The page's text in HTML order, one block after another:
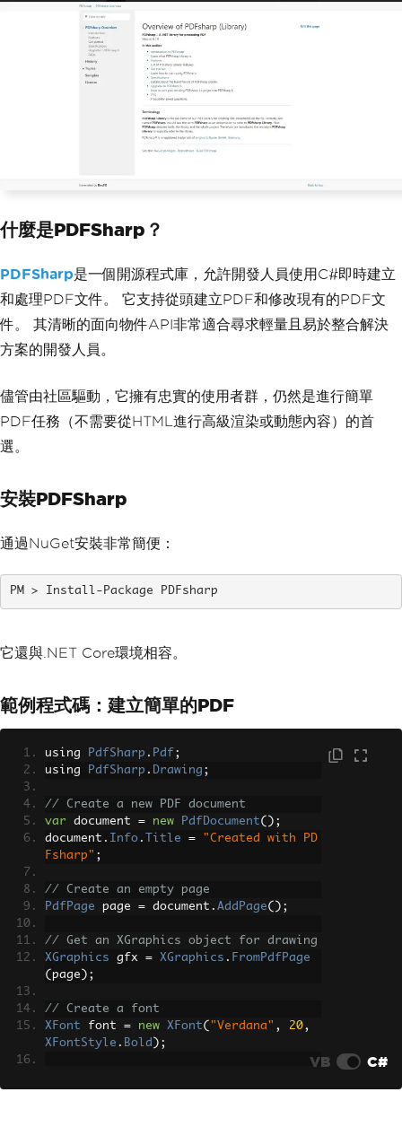
什麼是PDFSharp？
PDFSharp是一個開源程式庫，允許開發人員使用C#即時建立
和處理PDF文件。 它支持從頭建立PDF和修改現有的PDF文
件。 其清晰的面向物件API非常適合尋求輕量且易於整合解決
方案的開發人員。
儘管由社區驅動，它擁有忠實的使用者群，仍然是進行簡單
PDF任務（不需要從HTML進行高級渲染或動態內容）的首
選。
安裝PDFSharp
通過NuGet安裝非常簡便：
Install-Package PDFsharp
它還與.NET Core環境相容。
範例程式碼：建立簡單的PDF
using PdfSharp . Pdf ;
using
PdfSharp . Drawing ;
// Create a new PDF document
var document = new PdfDocument();
document . Info . Title =
"Created with PD
Fsharp" ;
// Create an empty page
PdfPage page = document . AddPage();
// Get an XGraphics object for drawing
XGraphics gfx = XGraphics . FromPdfPage
( page );
// Create a font
XFont font = new XFont( "Verdana" , 20,
XFontStyle . Bold );
VB C#